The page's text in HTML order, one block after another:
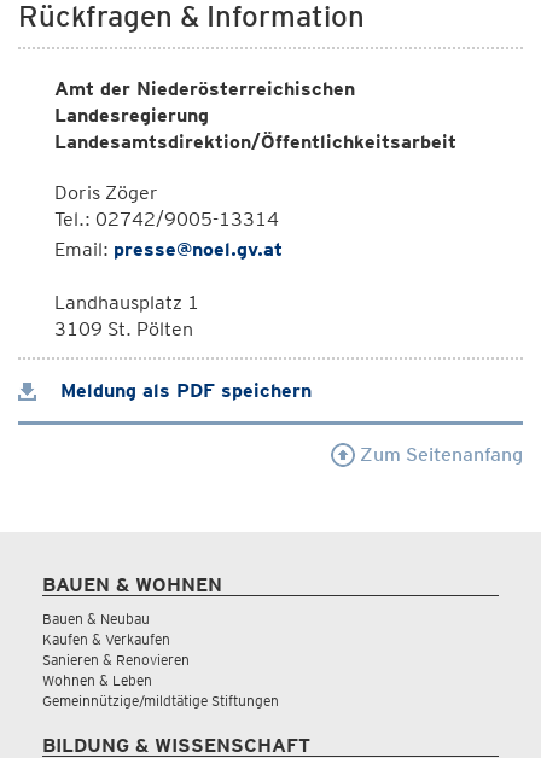
Rückfragen & Information
Amt der Niederösterreichischen
Landesregierung
Landesamtsdirektion/Öffentlichkeitsarbeit
Doris Zöger
Tel.: 02742/9005-13314
Email: presse@noel.gv.at
Landhausplatz 1
3109 St. Pölten
Meldung als PDF speichern
Zum Seitenanfang
BAUEN & WOHNEN
Bauen & Neubau
Kaufen & Verkaufen
Sanieren & Renovieren
Wohnen & Leben
Gemeinnützige/mildtätige Stiftungen
BILDUNG & WISSENSCHAFT